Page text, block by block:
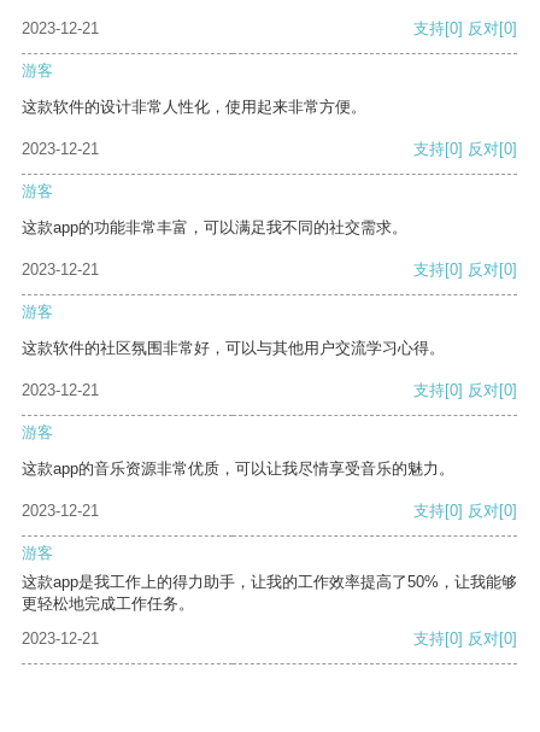
2023-12-21 支持[0] 反对[0]
游客
这款软件的设计非常人性化，使用起来非常方便。
2023-12-21 支持[0] 反对[0]
游客
这款app的功能非常丰富，可以满足我不同的社交需求。
2023-12-21 支持[0] 反对[0]
游客
这款软件的社区氛围非常好，可以与其他用户交流学习心得。
2023-12-21 支持[0] 反对[0]
游客
这款app的音乐资源非常优质，可以让我尽情享受音乐的魅力。
2023-12-21 支持[0] 反对[0]
游客
这款app是我工作上的得力助手，让我的工作效率提高了50%，让我能够
更轻松地完成工作任务。
2023-12-21
支持[0] 反对[0]